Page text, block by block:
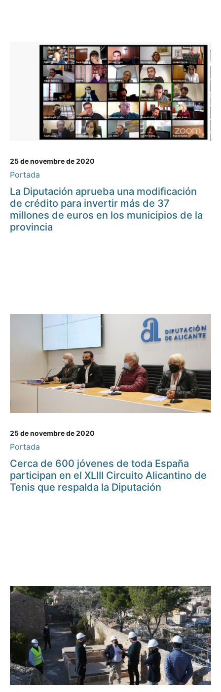
25 de novembre de 2020
Portada
La Diputación aprueba una modificación
de crédito para invertir más de 37
millones de euros en los municipios de la
provincia
25 de novembre de 2020
Portada
Cerca de 600 jóvenes de toda España
participan en el XLIII Circuito Alicantino de
Tenis que respalda la Diputación